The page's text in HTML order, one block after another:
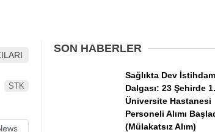
Tercih
Tercih
STK
SON HABERLER
Sağlıkta Dev İstihdam
Dalgası: 23 Şehirde
Üniversite Hastanesi
Personeli Alımı
(Mülakatsız Alım)